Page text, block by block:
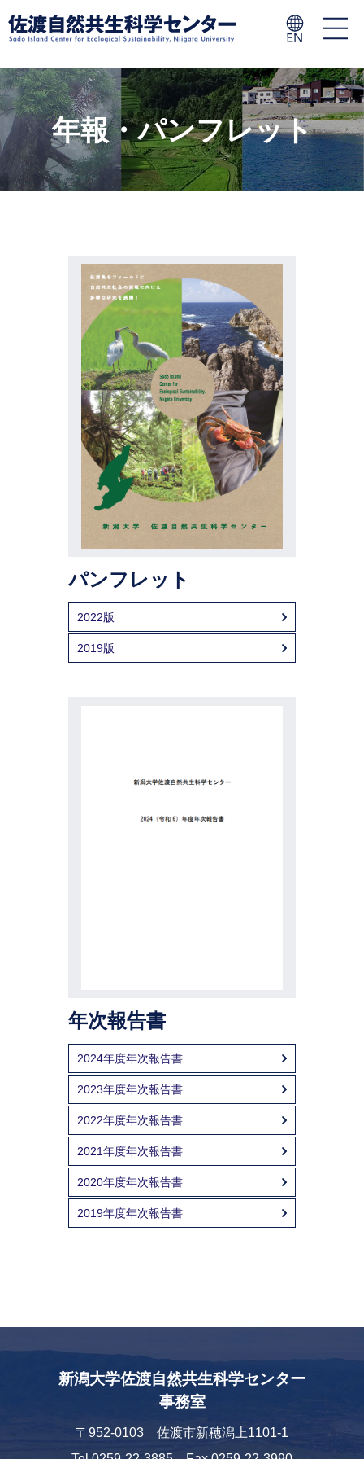
年報・パンフレット
パンフレット
2022版
2019版
年次報告書
2024年度年次報告書
2023年度年次報告書
2022年度年次報告書
2021年度年次報告書
2020年度年次報告書
2019年度年次報告書
新潟大学佐渡自然共生科学センター
事務室
〒952-0103 佐渡市新穂潟上1101-1